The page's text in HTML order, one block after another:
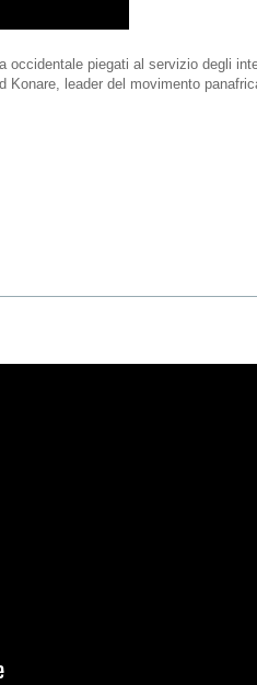
piegati al servizio degli
leader del movimento